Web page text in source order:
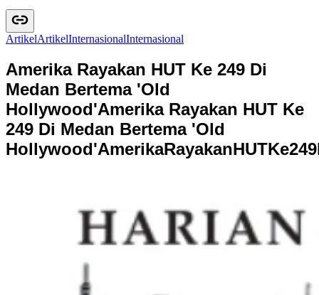
ArtikelArtikelInternasionalInternasional
Amerika Rayakan HUT Ke 249 Di
Medan Bertema 'Old
Hollywood'Amerika Rayakan HUT Ke
249 Di Medan Bertema 'Old
Hollywood'AmerikaRayakanHUTKe249